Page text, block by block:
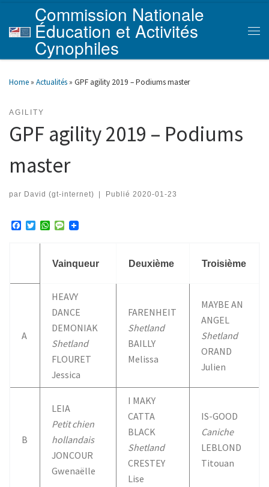
Skip to content
Commission Nationale
Éducation et Activités
Cynophiles
Home » Actualités » GPF agility 2019 – Podiums master
AGILITY
GPF agility 2019 – Podiums
master
par David (gt-internet) Publié 2020-01-23
o
T
r
W
s
p
M
a
Vainqueur Deuxième Troisième
A
HEAVY
DANCE
DEMONIAK
Shetland
FLOURET
Jessica
FARENHEIT
Shetland
BAILLY
Melissa
MAYBE AN
ANGEL
Shetland
ORAND
Julien
B
LEIA
Petit chien
hollandais
JONCOUR
Gwenaëlle
I MAKY
CATTA
BLACK
Shetland
CRESTEY
Lise
IS-GOOD
Caniche
LEBLOND
Titouan